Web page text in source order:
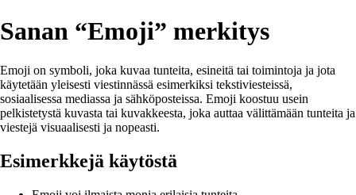
Sanan “Emoji” merkitys
Emoji on symboli, joka kuvaa tunteita, esineitä tai toimintoja ja jota
käytetään yleisesti viestinnässä esimerkiksi tekstiviesteissä,
sosiaalisessa mediassa ja sähköposteissa. Emoji koostuu usein
pelkistetystä kuvasta tai kuvakkeesta, joka auttaa välittämään tunteita ja
viestejä visuaalisesti ja nopeasti.
Esimerkkejä käytöstä